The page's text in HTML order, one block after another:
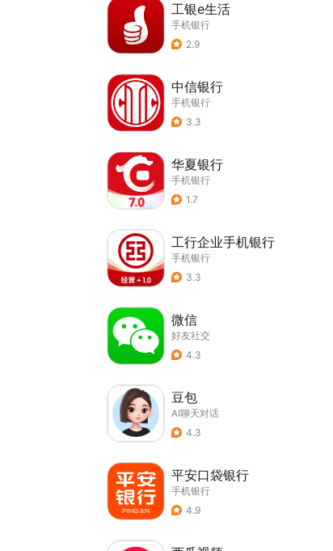
工银e生活
手机银行
2.9
中信银行
手机银行
3.3
华夏银行
手机银行
1.7
工行企业手机银行
手机银行
3.3
微信
好友社交
4.3
豆包
AI聊天对话
4.3
平安口袋银行
手机银行
4.9